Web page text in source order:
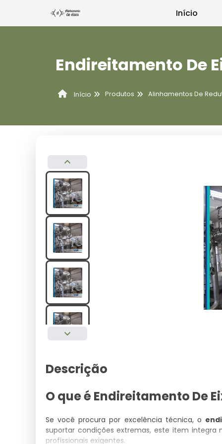
Início
Endireitamento De
Início Produtos Alinhamentos De
Descrição
O que é Endireitamento De
Se você procura por excelência técnica, o
suportar condições extremas, este item integra
profissionais exigentes.